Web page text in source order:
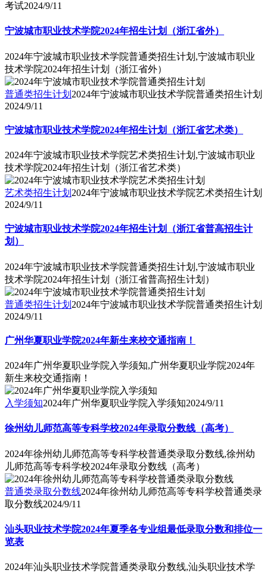
考试2024/9/11
宁波城市职业技术学院2024年招生计划（浙江省外）
2024年宁波城市职业技术学院普通类招生计划,宁波城市职业
技术学院2024年招生计划（浙江省外）
普通类招生计划 2024年宁波城市职业技术学院普通类招生计划
2024/9/11
宁波城市职业技术学院2024年招生计划（浙江省艺术类）
2024年宁波城市职业技术学院艺术类招生计划,宁波城市职业
技术学院2024年招生计划（浙江省艺术类）
艺术类招生计划 2024年宁波城市职业技术学院艺术类招生计划
2024/9/11
宁波城市职业技术学院2024年招生计划（浙江省普高招生计
划）
2024年宁波城市职业技术学院普通类招生计划,宁波城市职业
技术学院2024年招生计划（浙江省普高招生计划）
普通类招生计划 2024年宁波城市职业技术学院普通类招生计划
2024/9/11
广州华夏职业学院2024年新生来校交通指南！
2024年广州华夏职业学院入学须知,广州华夏职业学院2024年
新生来校交通指南！
入学须知2024年广州华夏职业学院入学须知2024/9/11
徐州幼儿师范高等专科学校2024年录取分数线（高考）
2024年徐州幼儿师范高等专科学校普通类录取分数线,徐州幼
儿师范高等专科学校2024年录取分数线（高考）
普通类录取分数线2024年徐州幼儿师范高等专科学校普通类录
取分数线2024/9/11
汕头职业技术学院2024年夏季各专业组最低录取分数和排位一
览表
2024年汕头职业技术学院普通类录取分数线,汕头职业技术学